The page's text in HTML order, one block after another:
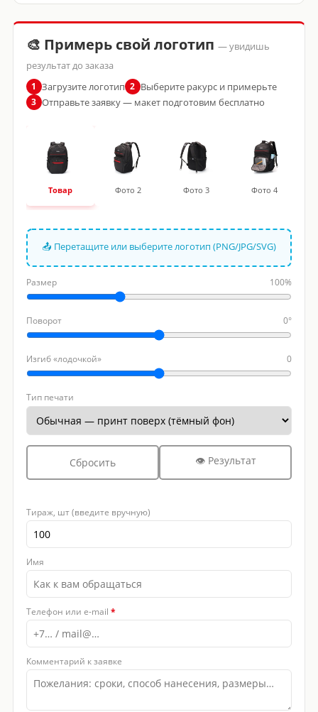
🎨 Примерь свой логотип — увидишь
результат до заказа
1 Загрузите логотип 2 Выберите ракурс и примерьте
3 Отправьте заявку — макет подготовим бесплатно
Товар Фото 2 Фото 3 Фото 4
📤 Перетащите или выберите логотип (PNG/JPG/SVG)
Размер 100%
Поворот 0°
Изгиб «лодочкой» 0
Тип печати
Сбросить 👁 Результат
Тираж, шт (введите вручную)
Имя
Телефон или e-mail *
Комментарий к заявке